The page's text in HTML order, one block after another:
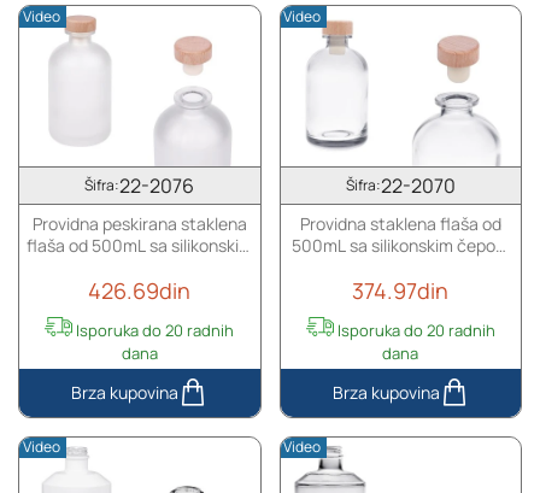
Šifra:22-2076
Providna peskirana staklena
flaša od 500mL sa silikonskim
Video
426.69din
Isporuka do 20 radnih
dana
Providna
staklena
flaša
Šifra:22-2070
Providna staklena flaša od
500mL sa silikonskim čepom
Video
374.97din
Isporuka do 20 radnih
dana
Providna
flaša
od
Video Video